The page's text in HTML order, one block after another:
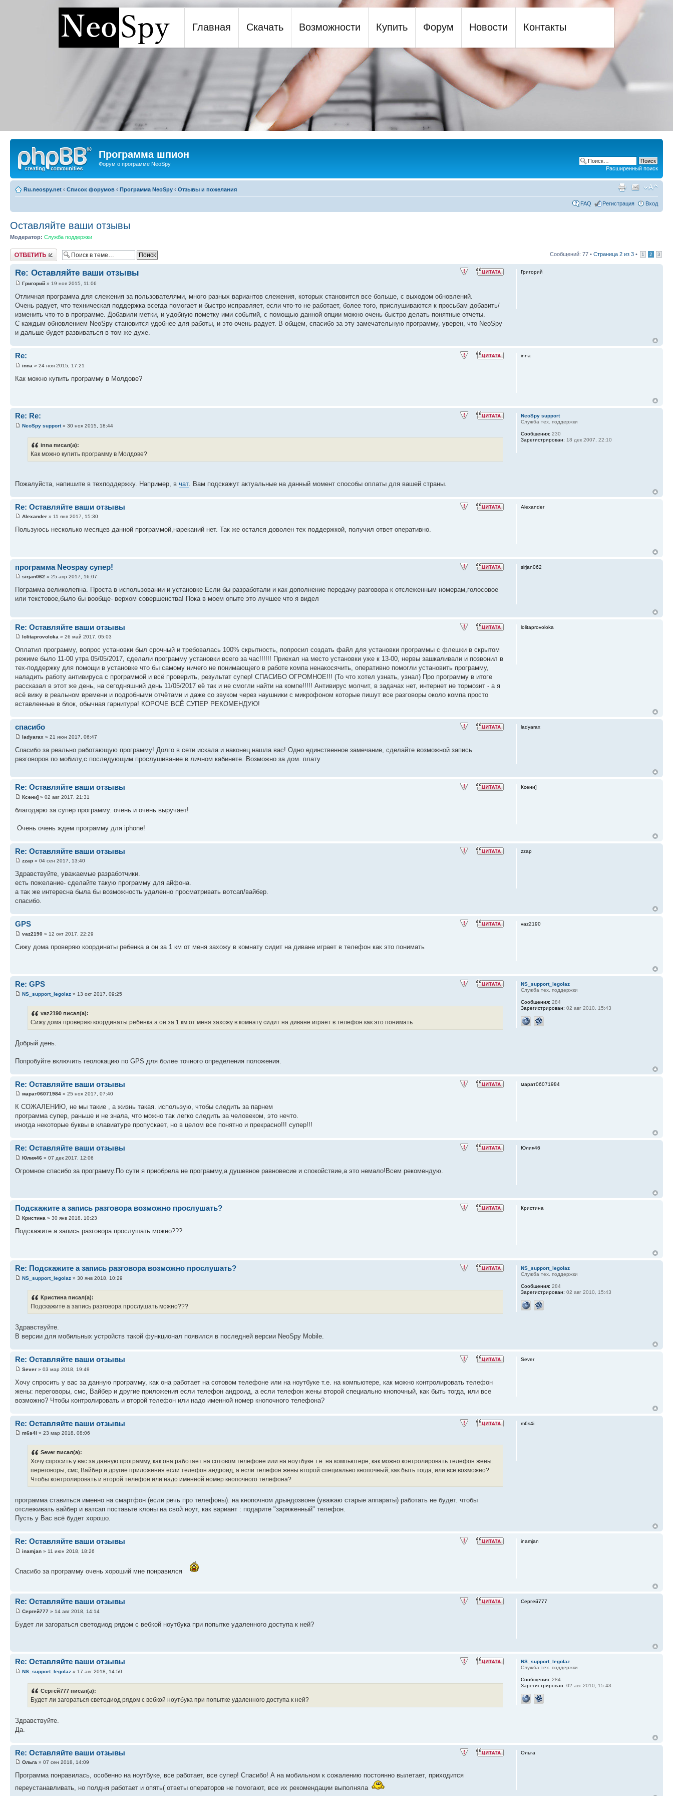
Программа шпион NeoSpy
Главная Скачать Возможности Купить Форум Новости Контакты
Программа шпион
Форум о программе NeoSpy
Расширенный поиск
Ru.neospy.net ‹ Список форумов ‹ Программа NeoSpy ‹ Отзывы и пожелания
FAQ Регистрация Вход
Оставляйте ваши отзывы
Модератор: Служба поддержки
Ответить Сообщений: 77 • Страница 2 из 3 • 1 2 3
Re: Оставляйте ваши отзывы
Григорий » 19 ноя 2015, 11:06
Отличная программа для слежения за пользователями, много разных вариантов слежения, которых становится все больше, с выходом обновлений.
Очень радует, что техническая поддержка всегда помогает и быстро исправляет, если что-то не работает, более того, прислушиваются к просьбам добавить/
изменить что-то в программе. Добавили метки, и удобную пометку ими событий, с помощью данной опции можно очень быстро делать понятные отчеты.
С каждым обновлением NeoSpy становится удобнее для работы, и это очень радует. В общем, спасибо за эту замечательную программу, уверен, что NeoSpy
и дальше будет развиваться в том же духе.
Григорий
Re:
inna » 24 ноя 2015, 17:21
Как можно купить программу в Молдове?
inna
Re: Re:
NeoSpy support» 30 ноя 2015, 18:44
inna писал(а):
Как можно купить программу в Молдове?
Пожалуйста, напишите в техподдержку. Например, в чат . Вам подскажут актуальные на данный момент способы оплаты для вашей страны.
NeoSpy support
Служба тех. поддержки
Сообщения: 230
Зарегистрирован: 18 дек 2007, 22:10
Re: Оставляйте ваши отзывы
Alexander » 11 янв 2017, 15:30
Пользуюсь несколько месяцев данной программой,нареканий нет. Так же остался доволен тех поддержкой, получил ответ оперативно.
Alexander
программа Neospay супер!
sirjan062 » 25 апр 2017, 16:07
Пограмма великолепна. Проста в использовании и установке Если бы разработали и как дополнение передачу разговора к отслеженным номерам,голосовое
или текстовое,было бы вообще- верхом совершенства! Пока в моем опыте это лучшее что я видел
sirjan062
Re: Оставляйте ваши отзывы
lolitaprovoloka » 26 май 2017, 05:03
Оплатил программу, вопрос установки был срочный и требовалась 100% скрытность, попросил создать файл для установки программы с флешки в скрытом
режиме было 11-00 утра 05/05/2017, сделали программу установки всего за час!!!!!! Приехал на место установки уже к 13-00, нервы зашкаливали и позвонил в
тех-поддержку для помощи в установке что бы самому ничего не понимающего в работе компа ненакосячить, оперативно помогли установить программу,
наладить работу антивируса с программой и всё проверить, результат супер! СПАСИБО ОГРОМНОЕ!!! (То что хотел узнать, узнал) Про программу в итоге
рассказал в этот же день, на сегодняшний день 11/05/2017 её так и не смогли найти на компе!!!!! Антивирус молчит, в задачах нет, интернет не тормозит - а я
всё вижу в реальном времени и подробными отчётами и даже со звуком через наушники с микрофоном которые пишут все разговоры около компа просто
вставленные в блок, обычная гарнитура! КОРОЧЕ ВСЁ СУПЕР РЕКОМЕНДУЮ!
lolitaprovoloka
спасибо
ladyarax » 21 июн 2017, 06:47
Спасибо за реально работающую программу! Долго в сети искала и наконец нашла вас! Одно единственное замечание, сделайте возможной запись
разговоров по мобилу,с последующим прослушивание в личном кабинете. Возможно за дом. плату
ladyarax
Re: Оставляйте ваши отзывы
Ксени] » 02 авг 2017, 21:31
благодарю за супер программу. очень и очень выручает!
Очень очень ждем программу для iphone!
Ксени]
Re: Оставляйте ваши отзывы
zzap » 04 сен 2017, 13:40
Здравствуйте, уважаемые разработчики.
есть пожелание- сделайте такую программу для айфона.
а так же интересна была бы возможность удаленно просматривать вотсап/вайбер.
спасибо.
zzap
GPS
vaz2190 » 12 окт 2017, 22:29
Сижу дома проверяю координаты ребенка а он за 1 км от меня захожу в комнату сидит на диване играет в телефон как это понимать
vaz2190
Re: GPS
NS_support_legolaz » 13 окт 2017, 09:25
vaz2190 писал(а):
Сижу дома проверяю координаты ребенка а он за 1 км от меня захожу в комнату сидит на диване играет в телефон как это понимать
Добрый день.
Попробуйте включить геолокацию по GPS для более точного определения положения.
NS_support_legolaz
Служба тех. поддержки
Сообщения: 284
Зарегистрирован: 02 авг 2010, 15:43
Re: Оставляйте ваши отзывы
марат06071984 » 25 ноя 2017, 07:40
К СОЖАЛЕНИЮ, не мы такие , а жизнь такая. использую, чтобы следить за парнем
программа супер, раньше и не знала, что можно так легко следить за человеком, это нечто.
иногда некоторые буквы в клавиатуре пропускает, но в целом все понятно и прекрасно!!! супер!!!
марат06071984
Re: Оставляйте ваши отзывы
Юлия46 » 07 дек 2017, 12:06
Огромное спасибо за программу.По сути я приобрела не программу,а душевное равновесие и спокойствие,а это немало!Всем рекомендую.
Юлия46
Подскажите а запись разговора возможно прослушать?
Кристина » 30 янв 2018, 10:23
Подскажите а запись разговора прослушать можно???
Кристина
Re: Подскажите а запись разговора возможно прослушать?
NS_support_legolaz » 30 янв 2018, 10:29
Кристина писал(а):
Подскажите а запись разговора прослушать можно???
Здравствуйте.
В версии для мобильных устройств такой функционал появился в последней версии NeoSpy Mobile.
NS_support_legolaz
Служба тех. поддержки
Сообщения: 284
Зарегистрирован: 02 авг 2010, 15:43
Re: Оставляйте ваши отзывы
Sever » 03 мар 2018, 19:49
Хочу спросить у вас за данную программу, как она работает на сотовом телефоне или на ноутбуке т.е. на компьютере, как можно контролировать телефон
жены: переговоры, смс, Вайбер и другие приложения если телефон андроид, а если телефон жены второй специально кнопочный, как быть тогда, или все
возможно? Чтобы контролировать и второй телефон или надо именной номер кнопочного телефона?
Sever
Re: Оставляйте ваши отзывы
m6s4i » 23 мар 2018, 08:06
Sever писал(а):
Хочу спросить у вас за данную программу, как она работает на сотовом телефоне или на ноутбуке т.е. на компьютере, как можно контролировать телефон жены:
переговоры, смс, Вайбер и другие приложения если телефон андроид, а если телефон жены второй специально кнопочный, как быть тогда, или все возможно?
Чтобы контролировать и второй телефон или надо именной номер кнопочного телефона?
программа ставиться именно на смартфон (если речь про телефоны). на кнопочном дрындозвоне (уважаю старые аппараты) работать не будет. чтобы
отслеживать вайбер и ватсап поставьте клоны на свой ноут, как вариант : подарите "заряженный" телефон.
Пусть у Вас всё будет хорошо.
m6s4i
Re: Оставляйте ваши отзывы
inamjan » 11 июн 2018, 18:26
Спасибо за программу очень хороший мне понравился
inamjan
Re: Оставляйте ваши отзывы
Сергей777 » 14 авг 2018, 14:14
Будет ли загораться светодиод рядом с вебкой ноутбука при попытке удаленного доступа к ней?
Сергей777
Re: Оставляйте ваши отзывы
NS_support_legolaz » 17 авг 2018, 14:50
Сергей777 писал(а):
Будет ли загораться светодиод рядом с вебкой ноутбука при попытке удаленного доступа к ней?
Здравствуйте.
Да.
NS_support_legolaz
Служба тех. поддержки
Сообщения: 284
Зарегистрирован: 02 авг 2010, 15:43
Re: Оставляйте ваши отзывы
Ольга » 07 сен 2018, 14:09
Программа понравилась, особенно на ноутбуке, все работает, все супер! Спасибо! А на мобильном к сожалению постоянно вылетает, приходится
переустанавливать, но полдня работает и опять( ответы операторов не помогают, все их рекомендации выполняла
Ольга